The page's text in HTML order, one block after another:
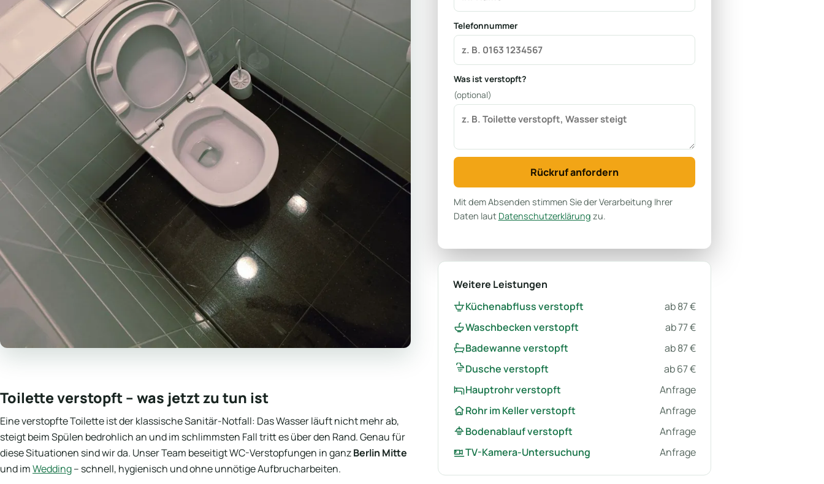
Toilette verstopft – was jetzt zu tun ist
Eine verstopfte Toilette ist der klassische Sanitär-Notfall: Das Wasser läuft nicht mehr ab,
steigt beim Spülen bedrohlich an und im schlimmsten Fall tritt es über den Rand. Genau für
diese Situationen sind wir da. Unser Team beseitigt WC-Verstopfungen in ganzBerlin Mitte
und imWedding– schnell, hygienisch und ohne unnötige Aufbrucharbeiten.
Telefonnummer
Was ist verstopft?
(optional)
Rückruf anfordern
Mit dem Absenden stimmen Sie der Verarbeitung Ihrer
Daten laut Datenschutzerklärung zu.
Weitere Leistungen
Küchenabfluss verstopft
ab 87 €
Waschbecken verstopft
ab 77 €
Badewanne verstopft
ab 87 €
Dusche verstopft
ab 67 €
Hauptrohr verstopft
Anfrage
Rohr im Keller verstopft
Anfrage
Bodenablauf verstopft
Anfrage
TV-Kamera-Untersuchung
Anfrage